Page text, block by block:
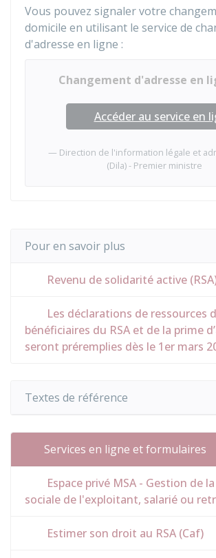
Vous pouvez signaler votre
domicile en utilisant le service de
d'adresse en ligne :
Changement d'adresse en
Accéder au service en
Direction de l'information légale et
(Dila) - Premier ministre
Pour en savoir plus
Revenu de solidarité active
Les déclarations de ressources
bénéficiaires du RSA et de la prime
seront préremplies dès le 1er mars
Textes de référence
Services en ligne et formulaires
Espace privé MSA - Gestion de
sociale de l'exploitant, salarié ou
Estimer son droit au RSA (Caf)